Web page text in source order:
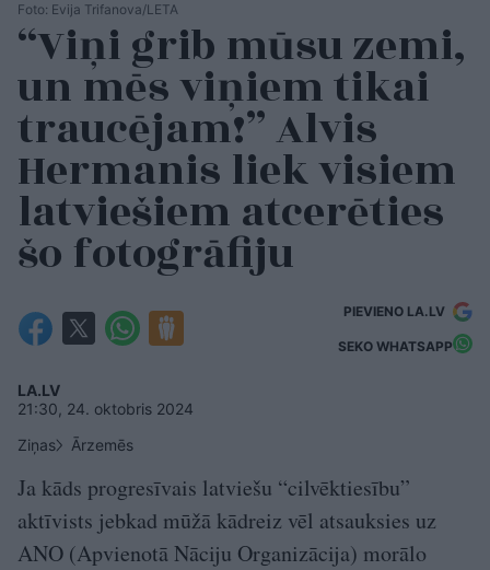
Foto: Evija Trifanova/LETA
“Viņi grib mūsu zemi,
un mēs viņiem tikai
traucējam!” Alvis
Hermanis liek visiem
latviešiem atcerēties
šo fotogrāfiju
PIEVIENO LA.LV
SEKO WHATSAPP
LA.LV
21:30, 24. oktobris 2024
Ziņas
Ārzemēs
Ja kāds progresīvais latviešu “cilvēktiesību”
aktīvists jebkad mūžā kādreiz vēl atsauksies uz
ANO (Apvienotā Nāciju Organizācija) morālo